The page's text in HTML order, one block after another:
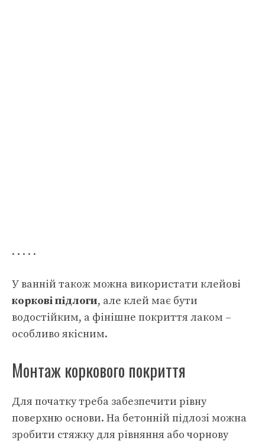
. . . . .
У ванній також можна використати клейові
коркові підлоги, але клей має бути
водостійким, а фінішне покриття лаком –
особливо якісним.
Монтаж коркового покриття
Для початку треба забезпечити рівну
поверхню основи. На бетонній підлозі можна
зробити стяжку для рівняння або чорнову